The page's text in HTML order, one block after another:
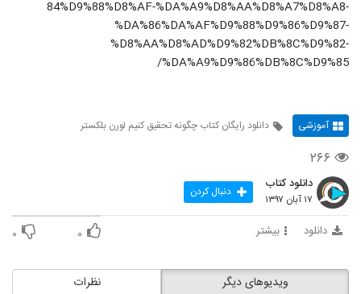
84%D9%88%D8%AF-%DA%A9%D8%AA%D8%A7%D8%A8-
%DA%86%DA%AF%D9%88%D9%86%D9%87-
%D8%AA%D8%AD%D9%82%DB%8C%D9%82-
%DA%A9%D9%86%DB%8C%D9%85/
آموزشی دانلود رایگان کتاب چگونه تحقیق کنیم لورن بلکستر
۲۶۶
دانلود کتاب
۱۷ آبان ۱۳۹۷ دنبال کردن
دانلود بیشتر ۰ ۰
نظرات ویدیوهای دیگر